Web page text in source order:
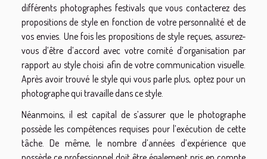
différents photographes festivals que vous contacterez des
propositions de style en fonction de votre personnalité et de
vos envies. Une fois les propositions de style reçues, assurez-
vous d’être d’accord avec votre comité d’organisation par
rapport au style choisi afin de votre communication visuelle.
Après avoir trouvé le style qui vous parle plus, optez pour un
photographe qui travaille dans ce style.
Néanmoins, il est capital de s’assurer que le photographe
possède les compétences requises pour l’exécution de cette
tâche. De même, le nombre d’années d’expérience que